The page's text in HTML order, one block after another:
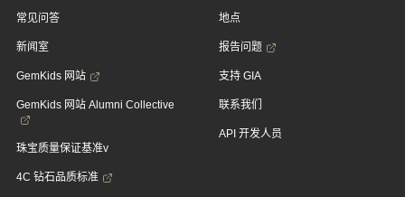
常见问答
新闻室
GemKids 网站
GemKids 网站 Alumni Collective
珠宝质量保证基准v
4C 钻石品质标准
地点
报告问题
支持 GIA
联系我们
API 开发人员